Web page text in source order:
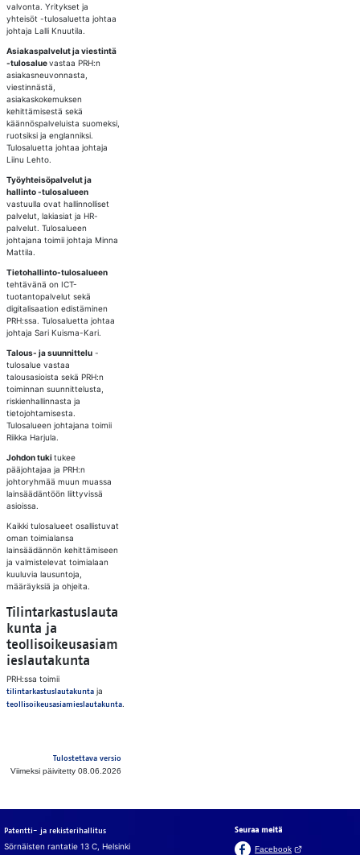
valvonta. Yritykset ja
yhteisöt -tulosaluetta johtaa
johtaja Lalli Knuutila.
Asiakaspalvelut ja viestintä
-tulosaluevastaa PRH:n
asiakasneuvonnasta,
viestinnästä,
asiakaskokemuksen
kehittämisestä sekä
käännöspalveluista suomeksi,
ruotsiksi ja englanniksi.
Tulosaluetta johtaa johtaja
Liinu Lehto.
Työyhteisöpalvelut ja
hallinto -tulosalueen
vastuulla ovat hallinnolliset
palvelut, lakiasiat ja HR-
palvelut. Tulosalueen
johtajana toimii johtaja Minna
Mattila.
Tietohallinto-tulosalueen
tehtävänä on ICT-
tuotantopalvelut sekä
digitalisaation edistäminen
PRH:ssa. Tulosaluetta johtaa
johtaja Sari Kuisma-Kari.
Talous- ja suunnittelu-
tulosalue vastaa
talousasioista sekä PRH:n
toiminnan suunnittelusta,
riskienhallinnasta ja
tietojohtamisesta.
Tulosalueen johtajana toimii
Riikka Harjula.
Johdon tukitukee
pääjohtajaa ja PRH:n
johtoryhmää muun muassa
lainsäädäntöön liittyvissä
asioissa.
Kaikki tulosalueet osallistuvat
oman toimialansa
lainsäädännön kehittämiseen
ja valmistelevat toimialaan
kuuluvia lausuntoja,
määräyksiä ja ohjeita.
Tilintarkastuslauta
kunta ja
teollisoikeusasiam
ieslautakunta
PRH:ssa toimii
tilintarkastuslautakuntaja
teollisoikeusasiamieslautakunta.
Tulostettava versio
Viimeksi päivitetty 08.06.2026
Patentti- ja rekisterihallitus
Sörnäisten rantatie 13 C, Helsinki
Seuraa meitä
Facebook(Avautuu uuteen